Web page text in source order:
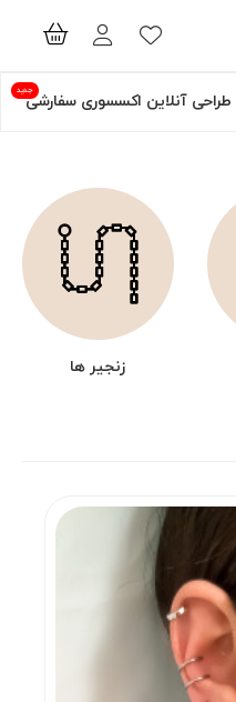
طراحی آنلاین اکسسوری سفارشی
جدید
زنجیر ها